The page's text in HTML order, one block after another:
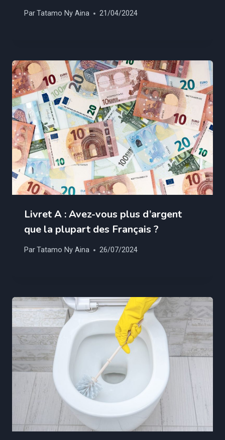
ParTatamo Ny Aina 21/04/2024
Livret A : Avez-vous plus d’argent
que la plupart des Français ?
ParTatamo Ny Aina 26/07/2024